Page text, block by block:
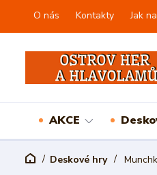
O nás Kontakty Jak
AKCE
Deskové hry